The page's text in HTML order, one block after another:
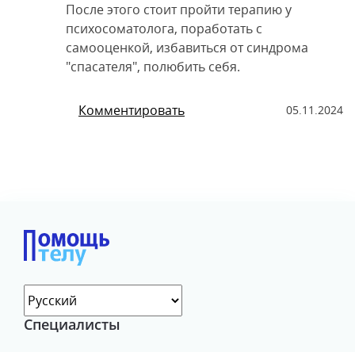
После этого стоит пройти терапию у
психосоматолога, поработать с
самооценкой, избавиться от синдрома
"спасателя", полюбить себя.
Комментировать 05.11.2024
Специалисты